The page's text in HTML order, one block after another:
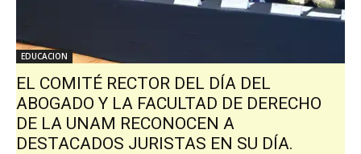
EDUCACION
EL COMITÉ RECTOR DEL DÍA DEL
ABOGADO Y LA FACULTAD DE DERECHO
DE LA UNAM RECONOCEN A
DESTACADOS JURISTAS EN SU DÍA.